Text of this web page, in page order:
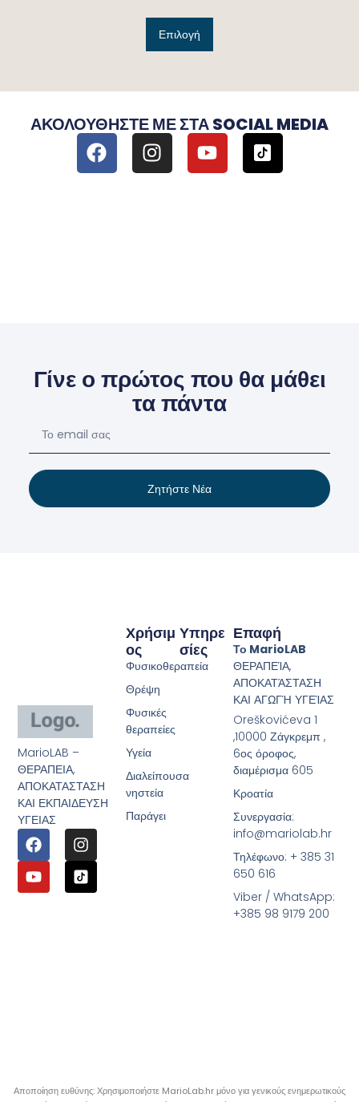
Επιλογή
ΑΚΟΛΟΥΘΉΣΤΕ ΜΕ ΣΤΑ SOCIAL MEDIA
Γίνε ο πρώτος που θα μάθει
τα πάντα
Ζητήστε Νέα
MarioLAB –
ΘΕΡΑΠΕΙΑ,
ΑΠΟΚΑΤΑΣΤΑΣΗ
ΚΑΙ ΕΚΠΑΙΔΕΥΣΗ
ΥΓΕΙΑΣ
Υπηρε
Σίες
Χρήσιμ
Ος
Φυσικοθεραπεία
Θρέψη
Φυσικές
θεραπείες
Υγεία
Διαλείπουσα
νηστεία
Παράγει
Επαφή
Το MarioLAB
ΘΕΡΑΠΕΊΑ,
ΑΠΟΚΑΤΆΣΤΑΣΗ
ΚΑΙ ΑΓΩΓΉ ΥΓΕΊΑΣ
Oreškovićeva 1
,10000 Ζάγκρεμπ ,
6ος όροφος,
διαμέρισμα 605
Κροατία
Συνεργασία:
info@mariolab.hr
Τηλέφωνο: + 385 31
650 616
Viber / WhatsApp:
+385 98 9179 200
Αποποίηση ευθύνης: Χρησιμοποιήστε MarioLab.hr μόνο για γενικούς ενημερωτικούς